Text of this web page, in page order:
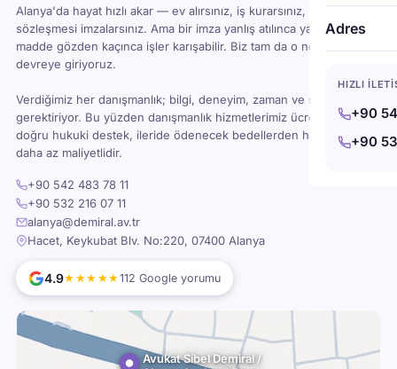
Adres
HIZLI
+90
+90
Alanya'da hayat hızlı akar — ev alırsınız, iş kurarsınız, kira
sözleşmesi imzalarsınız. Ama bir imza yanlış atılınca ya da bir
madde gözden kaçınca işler karışabilir. Biz tam da o noktada
devreye giriyoruz.
Verdiğimiz her danışmanlık; bilgi, deneyim, zaman ve sorumluluk
gerektiriyor. Bu yüzden danışmanlık hizmetlerimiz ücretlidir — ama
doğru hukuki destek, ileride ödenecek bedellerden her zaman
daha az maliyetlidir.
+90 542 483 78 11
+90 532 216 07 11
alanya@demiral.av.tr
Hacet, Keykubat Blv. No:220, 07400 Alanya
4.9★★★★★112 Google yorumu
Avukat Sibel Demiral /